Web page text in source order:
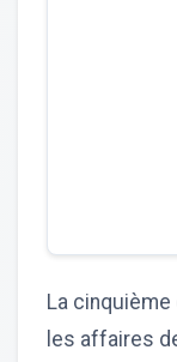
La
les affaires